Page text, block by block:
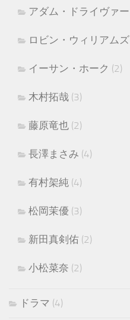
アダム・ドライヴァー
ロビン・ウィリアムズ
イーサン・ホーク (2)
木村拓哉 (3)
藤原竜也 (2)
長澤まさみ (4)
有村架純 (4)
松岡茉優 (3)
新田真剣佑 (2)
小松菜奈 (2)
ドラマ (4)